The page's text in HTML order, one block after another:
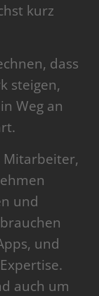
kurz
dass
steigen,
Weg an
Mitarbeiter,
und
und
auch um